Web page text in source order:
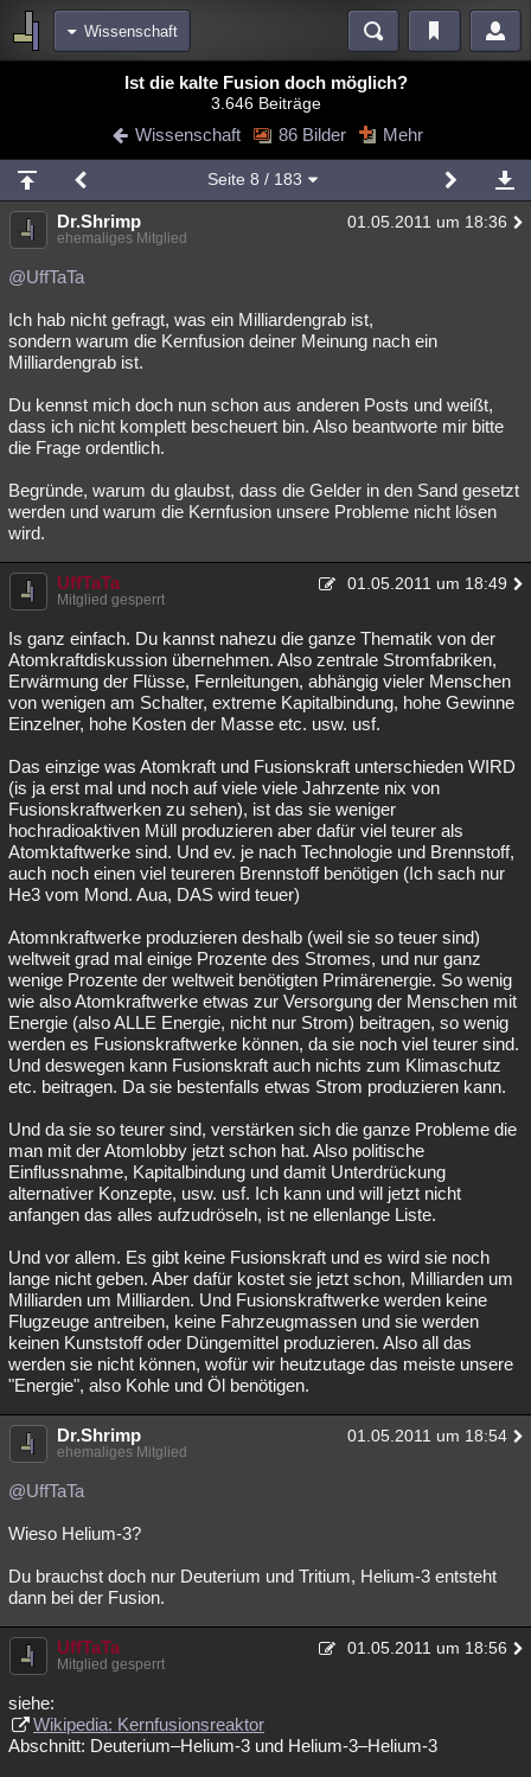
Wissenschaft
Blogs Videos
Chat Wiki Neuigkeiten
meine Rubriken
Menschen Wissenschaft Mystery Kriminalfälle
Spiritualität
Natur Umfragen Unterhaltung
weitere Rubriken
Astronomie Helpdesk Gruppen Gaming Filme
Musik Clash Verbesserungen Allmystery English
Übersichten
Lesenswert Schlüsselwörter
Ist die kalte Fusion doch möglich?
3.646 Beiträge
Wissenschaft 86 Bilder Mehr
Seite 8 / 183
Dr.Shrimp 01.05.2011 um 18:36
ehemaliges Mitglied
@UffTaTa
Ich hab nicht gefragt, was ein Milliardengrab ist,
sondern warum die Kernfusion deiner Meinung nach ein
Milliardengrab ist.
Du kennst mich doch nun schon aus anderen Posts und weißt,
dass ich nicht komplett bescheuert bin. Also beantworte mir bitte
die Frage ordentlich.
Begründe, warum du glaubst, dass die Gelder in den Sand gesetzt
werden und warum die Kernfusion unsere Probleme nicht lösen
wird.
UffTaTa 01.05.2011 um 18:49
Mitglied gesperrt
Is ganz einfach. Du kannst nahezu die ganze Thematik von der
Atomkraftdiskussion übernehmen. Also zentrale Stromfabriken,
Erwärmung der Flüsse, Fernleitungen, abhängig vieler Menschen
von wenigen am Schalter, extreme Kapitalbindung, hohe Gewinne
Einzelner, hohe Kosten der Masse etc. usw. usf.
Das einzige was Atomkraft und Fusionskraft unterschieden WIRD
(is ja erst mal und noch auf viele viele Jahrzente nix von
Fusionskraftwerken zu sehen), ist das sie weniger
hochradioaktiven Müll produzieren aber dafür viel teurer als
Atomktaftwerke sind. Und ev. je nach Technologie und Brennstoff,
auch noch einen viel teureren Brennstoff benötigen (Ich sach nur
He3 vom Mond. Aua, DAS wird teuer)
Atomnkraftwerke produzieren deshalb (weil sie so teuer sind)
weltweit grad mal einige Prozente des Stromes, und nur ganz
wenige Prozente der weltweit benötigten Primärenergie. So wenig
wie also Atomkraftwerke etwas zur Versorgung der Menschen mit
Energie (also ALLE Energie, nicht nur Strom) beitragen, so wenig
werden es Fusionskraftwerke können, da sie noch viel teurer sind.
Und deswegen kann Fusionskraft auch nichts zum Klimaschutz
etc. beitragen. Da sie bestenfalls etwas Strom produzieren kann.
Und da sie so teurer sind, verstärken sich die ganze Probleme die
man mit der Atomlobby jetzt schon hat. Also politische
Einflussnahme, Kapitalbindung und damit Unterdrückung
alternativer Konzepte, usw. usf. Ich kann und will jetzt nicht
anfangen das alles aufzudröseln, ist ne ellenlange Liste.
Und vor allem. Es gibt keine Fusionskraft und es wird sie noch
lange nicht geben. Aber dafür kostet sie jetzt schon, Milliarden um
Milliarden um Milliarden. Und Fusionskraftwerke werden keine
Flugzeuge antreiben, keine Fahrzeugmassen und sie werden
keinen Kunststoff oder Düngemittel produzieren. Also all das
werden sie nicht können, wofür wir heutzutage das meiste unsere
"Energie", also Kohle und Öl benötigen.
Dr.Shrimp 01.05.2011 um 18:54
ehemaliges Mitglied
@UffTaTa
Wieso Helium-3?
Du brauchst doch nur Deuterium und Tritium, Helium-3 entsteht
dann bei der Fusion.
UffTaTa 01.05.2011 um 18:56
Mitglied gesperrt
siehe:
Wikipedia: Kernfusionsreaktor
Abschnitt: Deuterium–Helium-3 und Helium-3–Helium-3